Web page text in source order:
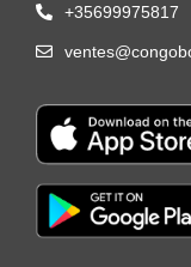
+35699975817